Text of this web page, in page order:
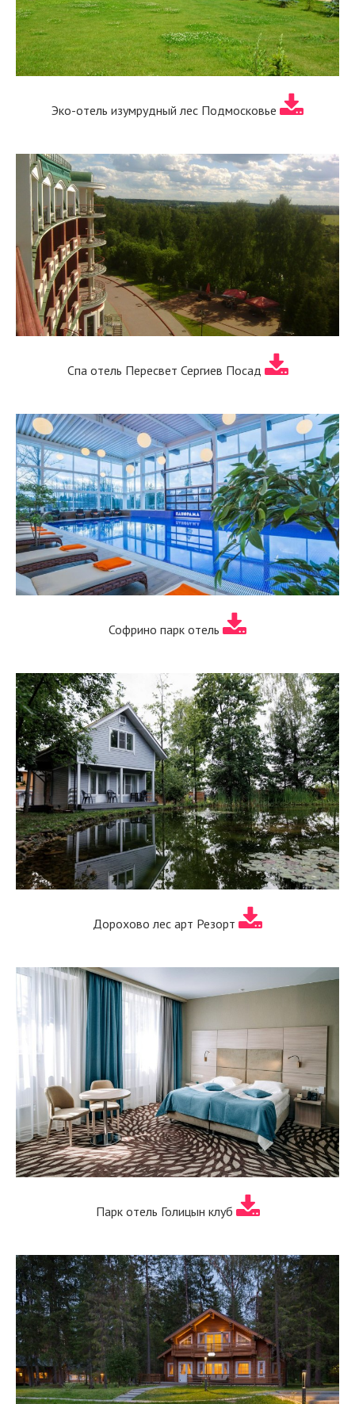
Эко-отель изумрудный лес Подмосковье
Спа отель Пересвет Сергиев Посад
Софрино парк отель
Дорохово лес арт Резорт
Парк отель Голицын клуб